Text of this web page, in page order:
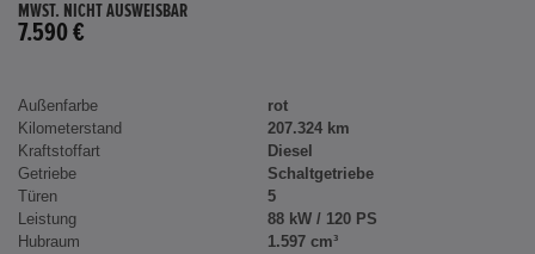
MWST. NICHT AUSWEISBAR
7.590 €
Außenfarbe
rot
Kilometerstand
207.324 km
Kraftstoffart
Diesel
Getriebe
Schaltgetriebe
Türen
5
Leistung
88 kW / 120 PS
Hubraum
1.597 cm³